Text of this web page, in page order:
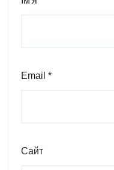
Email *
Сайт